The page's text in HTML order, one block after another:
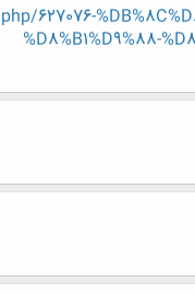
%D8%B1%D9%88-